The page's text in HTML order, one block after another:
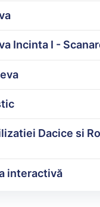
Incinta I -
Dacice si
interactivă